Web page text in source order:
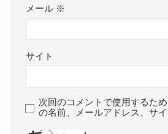
メール ※
サイト
次回のコメントで使用するた
の名前、メールアドレス、サイ